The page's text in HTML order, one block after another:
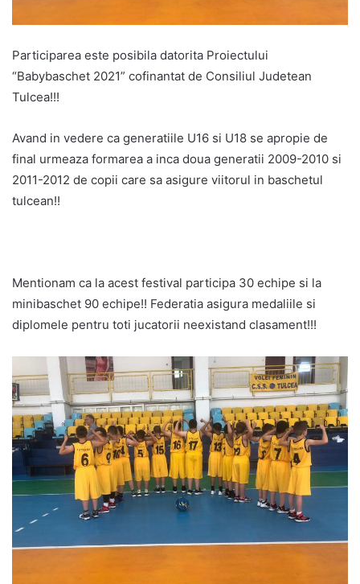
Participarea este posibila datorita Proiectului
“Babybaschet 2021” cofinantat de Consiliul Judetean
Tulcea!!!
Avand in vedere ca generatiile U16 si U18 se apropie de
final urmeaza formarea a inca doua generatii 2009-2010 si
2011-2012 de copii care sa asigure viitorul in baschetul
tulcean!!
Mentionam ca la acest festival participa 30 echipe si la
minibaschet 90 echipe!! Federatia asigura medaliile si
diplomele pentru toti jucatorii neexistand clasament!!!